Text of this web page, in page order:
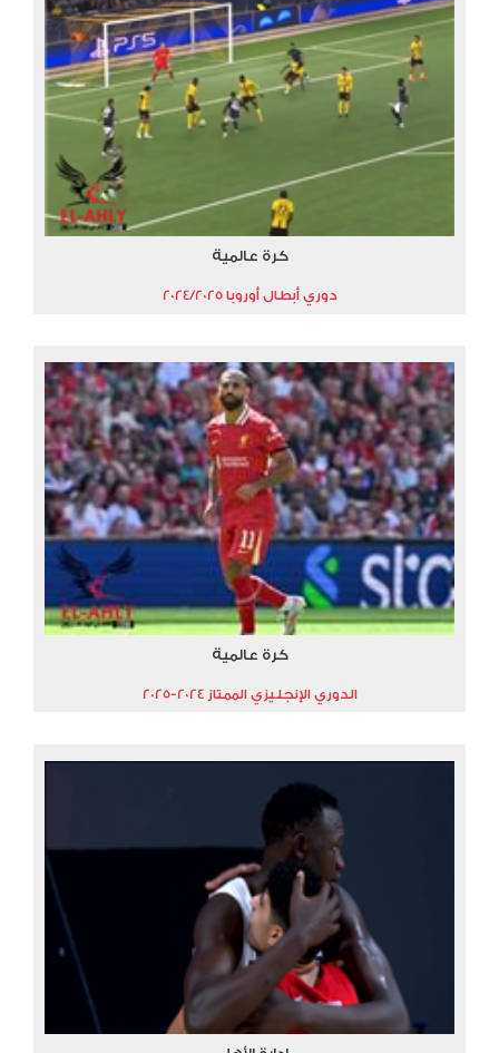
كرة عالمية
دوري أبطال أوروبا 2024/2025
كرة عالمية
الدوري الإنجليزي الممتاز 2024-2025